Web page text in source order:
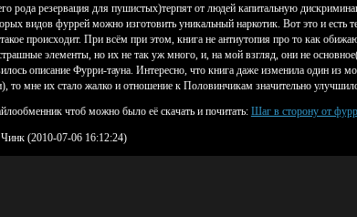
рода резервация для пушистых)терпят от людей капитальную
видов фуррей можно изготовить уникальный наркотик. Вот это и
происходит. При всём при этом, книга не антиутопия про то как
элементы, но их не так уж много, и, на мой взгляд, они не
описание Фурри-тауна. Интересно, что книга даже изменила один из
то мне их стало жалко и отношение к Половинчикам значительно
чтоб можно было её скачать и почитать: Шаг в сторону от
(2010-07-06 16:12:24)